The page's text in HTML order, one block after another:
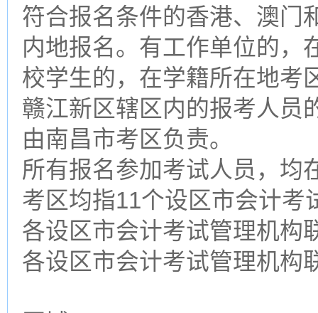
符合报名条件的香港、澳门
内地报名。有工作单位的，
校学生的，在学籍所在地考
赣江新区辖区内的报考人员
由南昌市考区负责。
所有报名参加考试人员，均
考区均指11个设区市会计考
各设区市会计考试管理机构
各设区市会计考试管理机构